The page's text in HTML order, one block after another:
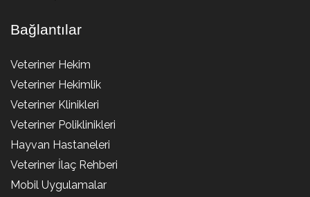
Bağlantılar
Veteriner Hekim
Veteriner Hekimlik
Veteriner Klinikleri
Veteriner Poliklinikleri
Hayvan Hastaneleri
Veteriner İlaç Rehberi
Mobil Uygulamalar